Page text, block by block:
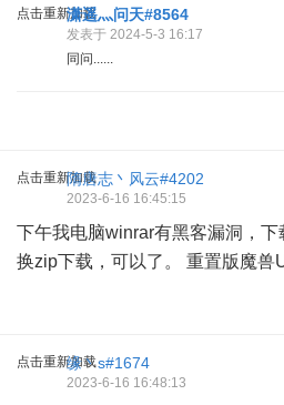
点击重新加载潇遥灬问天#8564
发表于 2024-5-3 16:17
同问......
点击重新加载隋唐志丶风云#4202
2023-6-16 16:45:15
下午我电脑winrar有黑客漏洞，下
换zip下载，可以了。 重置版魔兽
点击重新加载缘丶s#1674
2023-6-16 16:48:13